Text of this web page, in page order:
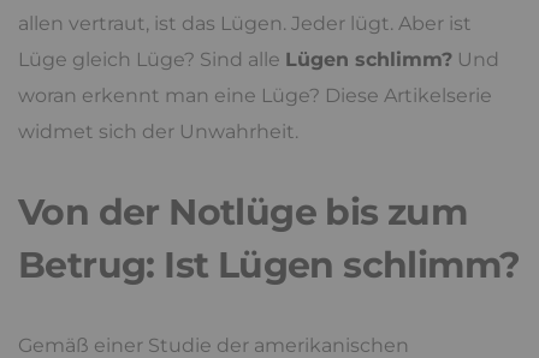
allen vertraut, ist das Lügen. Jeder lügt. Aber ist
Lüge gleich Lüge? Sind alle Lügen schlimm? Und
woran erkennt man eine Lüge? Diese Artikelserie
widmet sich der Unwahrheit.
Von der Notlüge bis zum
Betrug: Ist Lügen schlimm?
Gemäß einer Studie der amerikanischen